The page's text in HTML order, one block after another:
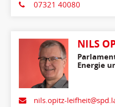
07321 40080
NILS
Energie
nils.opitz-